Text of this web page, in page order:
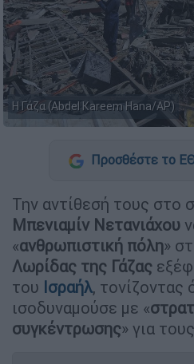
Η Γάζα (Abdel Kareem Hana/AP)
Προσθέστε το
Την αντίθεσή τους στο
Μπενιαμίν Νετανιάχου
«ανθρωπιστική πόλη»
Λωρίδας της Γάζας
του Ισραήλ, τονίζοντας
ισοδυναμούσε με «
συγκέντρωσης» για τους